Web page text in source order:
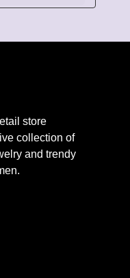
store
collection of
and trendy